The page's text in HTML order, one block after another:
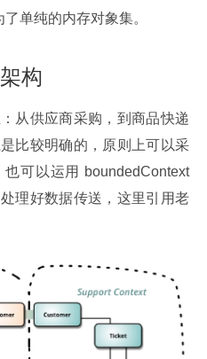
单纯的内存对象集。
构
从供应商采购，到商品快递
比较明确的，原则上可以采
可以运用 boundedContext
理好数据传送，这里引用老